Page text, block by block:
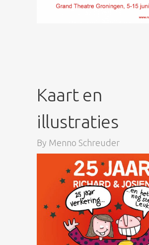
Kaart en
illustraties
By Menno Schreuder